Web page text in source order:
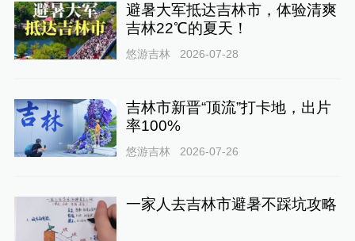
避暑大军抵达吉林市，体验清爽
吉林22℃的夏天！
悠游吉林 2026-07-28
吉林市新晋“顶流”打卡地，出片
率100%
悠游吉林 2026-07-26
一家人去吉林市避暑不踩坑攻略